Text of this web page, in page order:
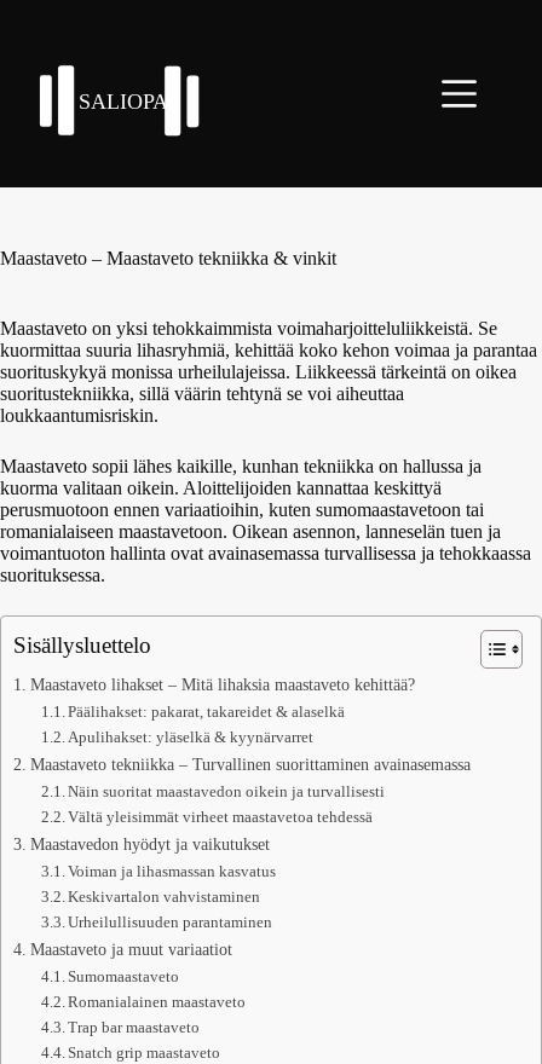
Maastaveto – Maastaveto tekniikka & vinkit
Maastaveto on yksi tehokkaimmista voimaharjoitteluliikkeistä. Se
kuormittaa suuria lihasryhmiä, kehittää koko kehon voimaa ja parantaa
suorituskykyä monissa urheilulajeissa. Liikkeessä tärkeintä on oikea
suoritustekniikka, sillä väärin tehtynä se voi aiheuttaa
loukkaantumisriskin.
Maastaveto sopii lähes kaikille, kunhan tekniikka on hallussa ja
kuorma valitaan oikein. Aloittelijoiden kannattaa keskittyä
perusmuotoon ennen variaatioihin, kuten sumomaastavetoon tai
romanialaiseen maastavetoon. Oikean asennon, lanneselän tuen ja
voimantuoton hallinta ovat avainasemassa turvallisessa ja tehokkaassa
suorituksessa.
Sisällysluettelo
Maastaveto lihakset – Mitä lihaksia maastaveto kehittää?
Päälihakset: pakarat, takareidet & alaselkä
Apulihakset: yläselkä & kyynärvarret
Maastaveto tekniikka – Turvallinen suorittaminen avainasemassa
Näin suoritat maastavedon oikein ja turvallisesti
Vältä yleisimmät virheet maastavetoa tehdessä
Maastavedon hyödyt ja vaikutukset
Voiman ja lihasmassan kasvatus
Keskivartalon vahvistaminen
Urheilullisuuden parantaminen
Maastaveto ja muut variaatiot
Sumomaastaveto
Romanialainen maastaveto
Trap bar maastaveto
Snatch grip maastaveto